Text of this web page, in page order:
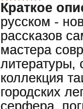
Краткое
русском -
рассказов
мастера
литературы,
коллекция
городских